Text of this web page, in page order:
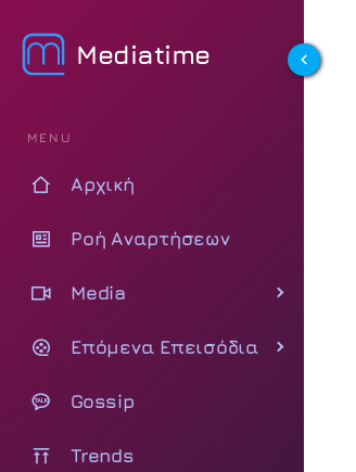
Mediatime
MENU
Αρχική
Ροή Αναρτήσεων
Media
Επόμενα Επεισόδια
Gossip
Trends